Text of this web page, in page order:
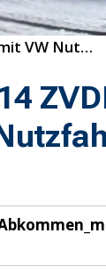
12/2014 ZVDH schließt Abkommen mit VW Nutzfahrzeuge